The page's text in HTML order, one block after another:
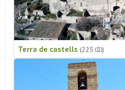
Terra de castells (225 )